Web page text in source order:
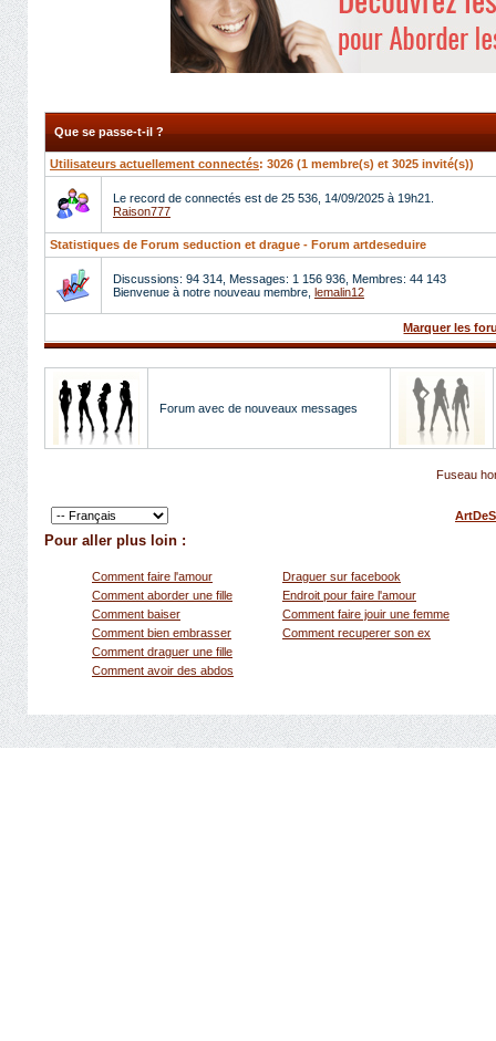
Que se passe-t-il ?
Utilisateurs actuellement connectés: 3026 (1 membre(s) et 3025 invité(s))
Le record de connectés est de 25 536, 14/09/2025 à 19h21.
Raison777
Statistiques de Forum seduction et drague - Forum artdeseduire
Discussions: 94 314, Messages: 1 156 936, Membres: 44 143
Bienvenue à notre nouveau membre, lemalin12
Marquer les
Forum avec de nouveaux messages
Fuseau
Pour aller plus loin :
Comment faire l'amour
Comment aborder une fille
Comment baiser
Comment bien embrasser
Comment draguer une fille
Comment avoir des abdos
Draguer sur facebook
Endroit pour faire l'amour
Comment faire jouir une femme
Comment recuperer son ex